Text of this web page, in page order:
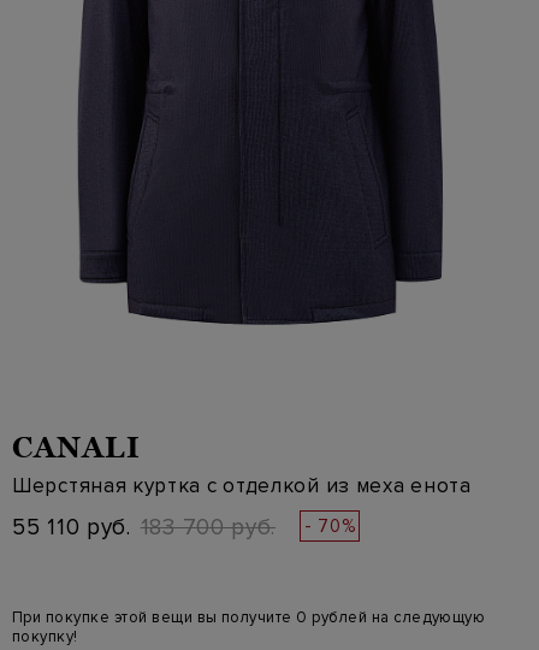
CANALI
Шерстяная куртка с отделкой из меха енота
55 110 руб. 183 700 руб. - 70%
При покупке этой вещи вы получите 0 рублей на следующую
покупку!